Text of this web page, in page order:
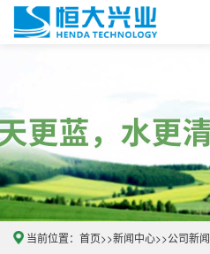
当前位置： 首页>>新闻中心>>公司新闻